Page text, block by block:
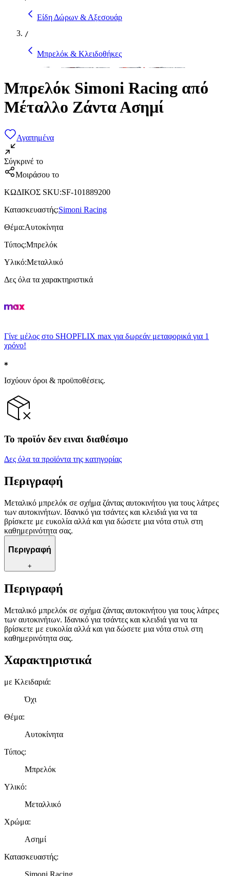
Είδη Δώρων & Αξεσουάρ
/
Μπρελόκ & Κλειδοθήκες
Μπρελόκ Simoni Racing από
Μέταλλο Ζάντα Ασημί
Αγαπημένα
Σύγκρινέ το
Μοιράσου το
ΚΩΔΙΚΟΣ SKU:SF-101889200
Κατασκευαστής:Simoni Racing
Θέμα:Αυτοκίνητα
Τύπος:Μπρελόκ
Υλικό:Μεταλλικό
Δες όλα τα χαρακτηριστικά
Γίνε μέλος στο SHOPFLIX max για δωρεάν μεταφορικά για 1
χρόνο!
Ισχύουν όροι & προϋποθέσεις.
Το προϊόν δεν ειναι διαθέσιμο
Δες όλα τα προϊόντα της κατηγορίας
Περιγραφή
Μεταλικό μπρελόκ σε σχήμα ζάντας αυτοκινήτου για τους λάτρες
των αυτοκινήτων. Ιδανικό για τσάντες και κλειδιά για να τα
βρίσκετε με ευκολία αλλά και για δώσετε μια νότα στυλ στη
καθημερινότητα σας.
Περιγραφή
+
Περιγραφή
Μεταλικό μπρελόκ σε σχήμα ζάντας αυτοκινήτου για τους λάτρες
των αυτοκινήτων. Ιδανικό για τσάντες και κλειδιά για να τα
βρίσκετε με ευκολία αλλά και για δώσετε μια νότα στυλ στη
καθημερινότητα σας.
Χαρακτηριστικά
με Κλειδαριά:
Όχι
Θέμα:
Αυτοκίνητα
Τύπος:
Μπρελόκ
Υλικό:
Μεταλλικό
Χρώμα:
Ασημί
Κατασκευαστής:
Simoni Racing